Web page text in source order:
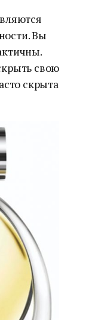
Вы
свою
скрыта